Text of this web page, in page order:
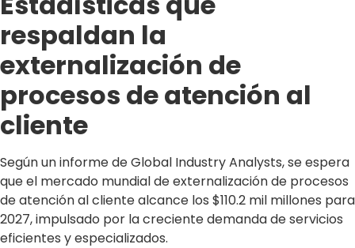
respaldan la
externalización de
procesos de atención al
cliente
Según un informe de Global Industry Analysts, se espera
que el mercado mundial de externalización de procesos
de atención al cliente alcance los $110.2 mil millones para
2027, impulsado por la creciente demanda de servicios
eficientes y especializados.